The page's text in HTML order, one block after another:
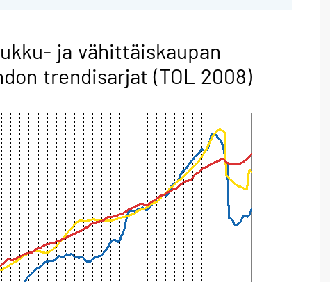
ja vähittäiskaupan
trendisarjat (TOL 2008)